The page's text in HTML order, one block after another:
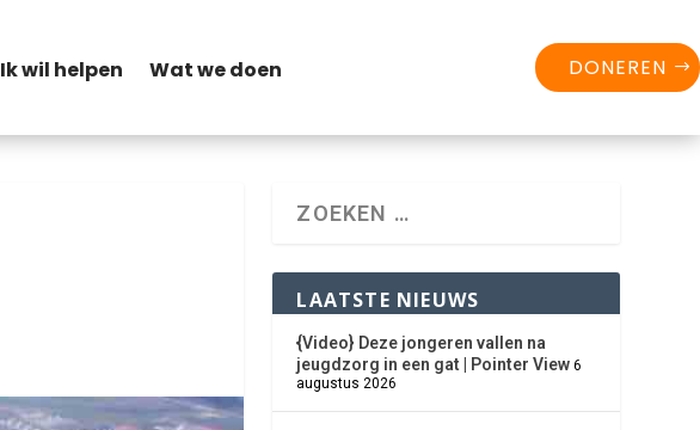
Ik wil helpen Wat we doen DONEREN
LAATSTE NIEUWS
{Video} Deze jongeren vallen na
jeugdzorg in een gat | Pointer View 6
augustus 2026